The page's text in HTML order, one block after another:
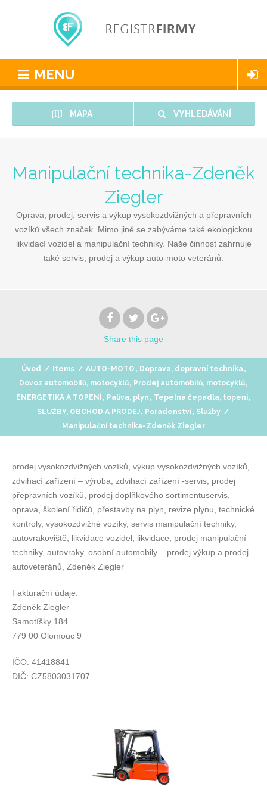
MENU
MAPA VYHLEDÁVÁNÍ
Manipulační technika-Zdeněk
Ziegler
Oprava, prodej, servis a výkup vysokozdvižných a přepravních
vozíků všech značek. Mimo jiné se zabýváme také ekologickou
likvidací vozidel a manipulační techniky. Naše činnost zahrnuje
také servis, prodej a výkup auto-moto veteránů.
Share this page
Úvod / Items / AUTO-MOTO , Doprava, dopravní technika ,
Dovoz automobilů, motocyklů, Prodej automobilů, motocyklů,
ENERGETIKA A TOPENÍ , Paliva, plyn , Tepelná čepadla, topení,
SLUŽBY, OBCHOD A PRODEJ, Poradenství, Služby /
Manipulační technika-Zdeněk Ziegler
prodej vysokozdvižných vozíků, výkup vysokozdvižných vozíků,
zdvihací zařízení – výroba, zdvihací zařízení -servis, prodej
přepravních vozíků, prodej doplňkového sortimentuservis,
oprava, školení řidičů, přestavby na plyn, revize plynu, technické
kontroly, vysokozdvižné vozíky, servis manipulační techniky,
autovrakoviště, likvidace vozidel, likvidace, prodej manipulační
techniky, autovraky, osobní automobily – prodej výkup a prodej
autoveteránů, Zdeněk Ziegler
Fakturační údaje:
Zdeněk Ziegler
Samotíšky 184
779 00 Olomouc 9
IČO: 41418841
DIČ: CZ5803031707